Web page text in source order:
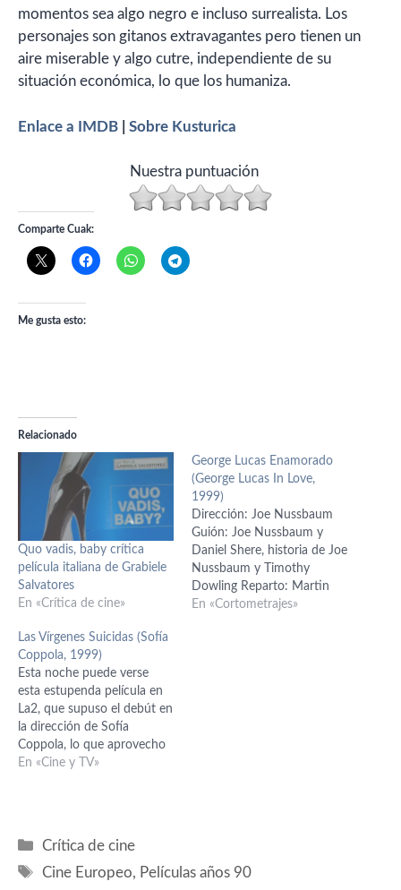
momentos sea algo negro e incluso surrealista. Los
personajes son gitanos extravagantes pero tienen un
aire miserable y algo cutre, independiente de su
situación económica, lo que los humaniza.
Enlace a IMDB Sobre Kusturica
Nuestra puntuación
Comparte Cuak:
Me gusta esto:
Relacionado
Quo vadis, baby crítica
película italiana de Grabiele
Salvatores
En «Crítica de cine»
George Lucas Enamorado
(George Lucas In Love,
1999)
Dirección: Joe Nussbaum
Guión: Joe Nussbaum y
Daniel Shere, historia de Joe
Nussbaum y Timothy
Dowling Reparto: Martin
Hynes (George), Lisa Jakub
En «Cortometrajes»
Las Vírgenes Suicidas (Sofía
Coppola, 1999)
Esta noche puede verse
esta estupenda película en
La2, que supuso el debút en
la dirección de Sofía
Coppola, lo que aprovecho
para recordar la crítica de la
que…
En «Cine y TV»
Categorías
Crítica de cine
Etiquetas
Cine Europeo, Películas años 90